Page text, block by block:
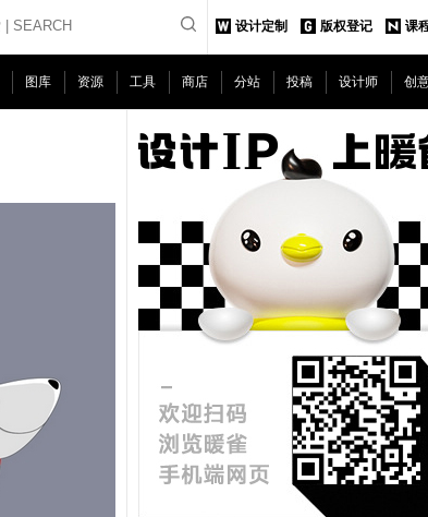
设计定制 版权登记 课
图库 资源 工具 商店 分站 投稿 设计师 创